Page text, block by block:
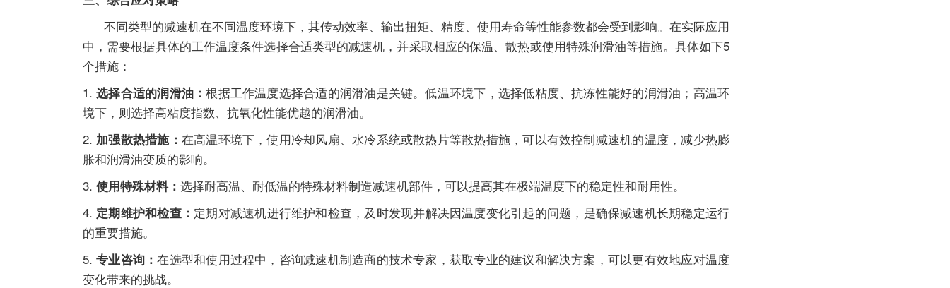
不同类型的减速机在不同温度环境下，其传动效率、输出扭矩、精度、使用寿命等性能参数都会受到影响。在实际应用
中，需要根据具体的工作温度条件选择合适类型的减速机 ，并采取相应的保温、散热或使用特殊润滑油等措施。具体如下5
个措施：
1.选择合适的润滑油：根据工作温度选择合适的润滑油是关键。低温环境下，选择低粘度、抗冻性能好的润滑油；高温环
境下，则选择高粘度指数、抗氧化性能优越的润滑油。
2. 加强散热措施： 在高温环境下，使用冷却风扇、水冷系统或散热片等散热措施，可以有效控制减速机的温度，减少热膨
胀和润滑油变质的影响。
3. 使用特殊材料： 选择耐高温、耐低温的特殊材料制造减速机部件，可以提高其在极端温度下的稳定性和耐用性。
4. 定期维护和检查： 定期对减速机进行维护和检查，及时发现并解决因温度变化引起的问题，是确保减速机长期稳定运行
的重要措施。
5.专业咨询：在选型和使用过程中，咨询减速机制造商的技术专家，获取专业的建议和解决方案，可以更有效地应对温度
变化带来的挑战。